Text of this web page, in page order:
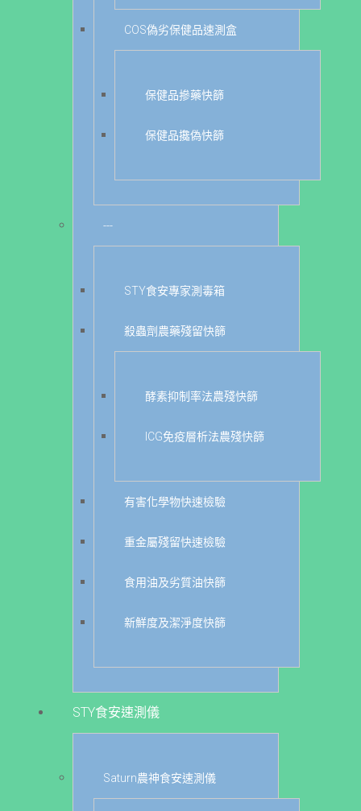
COS偽劣保健品速測盒
保健品摻藥快篩
保健品攙偽快篩
---
STY食安專家測毒箱
殺蟲劑農藥殘留快篩
酵素抑制率法農殘快篩
ICG免疫層析法農殘快篩
有害化學物快速檢驗
重金屬殘留快速檢驗
食用油及劣質油快篩
新鮮度及潔淨度快篩
STY食安速測儀
Saturn農神食安速測儀